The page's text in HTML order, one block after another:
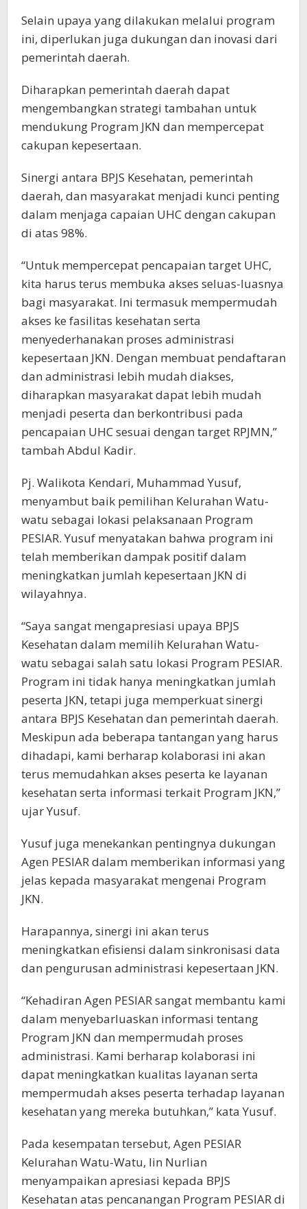
Selain upaya yang dilakukan melalui program
ini, diperlukan juga dukungan dan inovasi dari
pemerintah daerah.
Diharapkan pemerintah daerah dapat
mengembangkan strategi tambahan untuk
mendukung Program JKN dan mempercepat
cakupan kepesertaan.
Sinergi antara BPJS Kesehatan, pemerintah
daerah, dan masyarakat menjadi kunci penting
dalam menjaga capaian UHC dengan cakupan
di atas 98%.
“Untuk mempercepat pencapaian target UHC,
kita harus terus membuka akses seluas-luasnya
bagi masyarakat. Ini termasuk mempermudah
akses ke fasilitas kesehatan serta
menyederhanakan proses administrasi
kepesertaan JKN. Dengan membuat pendaftaran
dan administrasi lebih mudah diakses,
diharapkan masyarakat dapat lebih mudah
menjadi peserta dan berkontribusi pada
pencapaian UHC sesuai dengan target RPJMN,”
tambah Abdul Kadir.
Pj. Walikota Kendari, Muhammad Yusuf,
menyambut baik pemilihan Kelurahan Watu-
watu sebagai lokasi pelaksanaan Program
PESIAR. Yusuf menyatakan bahwa program ini
telah memberikan dampak positif dalam
meningkatkan jumlah kepesertaan JKN di
wilayahnya.
“Saya sangat mengapresiasi upaya BPJS
Kesehatan dalam memilih Kelurahan Watu-
watu sebagai salah satu lokasi Program PESIAR.
Program ini tidak hanya meningkatkan jumlah
peserta JKN, tetapi juga memperkuat sinergi
antara BPJS Kesehatan dan pemerintah daerah.
Meskipun ada beberapa tantangan yang harus
dihadapi, kami berharap kolaborasi ini akan
terus memudahkan akses peserta ke layanan
kesehatan serta informasi terkait Program JKN,”
ujar Yusuf.
Yusuf juga menekankan pentingnya dukungan
Agen PESIAR dalam memberikan informasi yang
jelas kepada masyarakat mengenai Program
JKN.
Harapannya, sinergi ini akan terus
meningkatkan efisiensi dalam sinkronisasi data
dan pengurusan administrasi kepesertaan JKN.
“Kehadiran Agen PESIAR sangat membantu kami
dalam menyebarluaskan informasi tentang
Program JKN dan mempermudah proses
administrasi. Kami berharap kolaborasi ini
dapat meningkatkan kualitas layanan serta
mempermudah akses peserta terhadap layanan
kesehatan yang mereka butuhkan,” kata Yusuf.
Pada kesempatan tersebut, Agen PESIAR
Kelurahan Watu-Watu, Iin Nurlian
menyampaikan apresiasi kepada BPJS
Kesehatan atas pencanangan Program PESIAR di